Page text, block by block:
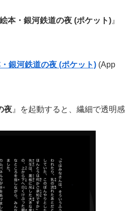
本・銀河鉄道の夜 (ポケット) 』
銀河鉄道の夜 (ポケット) (App
夜 』を起動すると、繊細で透明感